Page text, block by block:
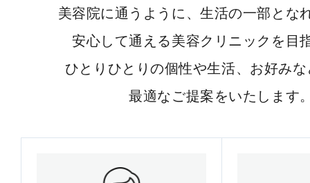
美容院に通うように、生活の一部とな
安心して通える美容クリニックを目
ひとりひとりの個性や生活、お好み
最適なご提案をいたします